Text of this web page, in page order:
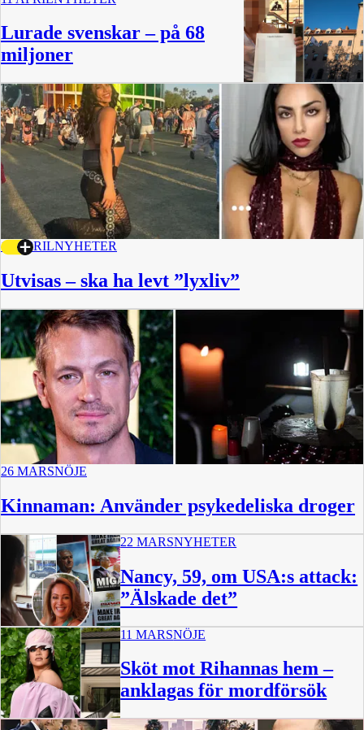
Lurade svenskar – på 68
miljoner
10 APRILNYHETER
Utvisas – ska ha levt ”lyxliv”
26 MARSNÖJE
Kinnaman: Använder psykedeliska droger
22 MARSNYHETER
Nancy, 59, om USA:s attack:
”Älskade det”
11 MARSNÖJE
Sköt mot Rihannas hem –
anklagas för mordförsök